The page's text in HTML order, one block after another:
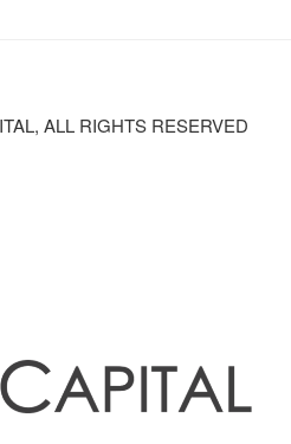
ALL RIGHTS RESERVED